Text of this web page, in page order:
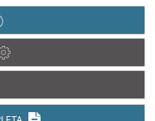
Servizi S.r.l. | Via F.
01913890131 | Iscritta alla
Sociale Euro 62.400,00
e rispettivi
da